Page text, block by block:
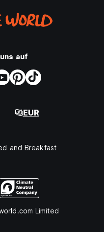
auf
EUR
and Breakfast
Limited